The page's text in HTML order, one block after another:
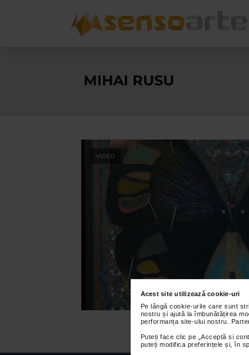
Acest site utilizează cookie-uri
Pe lângă cookie-urile care sunt
nostru și ajută la îmbunătățirea
performanța site-ului nostru.
Puteți face clic pe „Acceptă si
puteți modifica preferințele și, în
MIHAI RUSU
VIDEO